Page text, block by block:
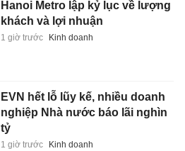
Hanoi Metro lập kỷ lục về lượng
khách và lợi nhuận
1 giờ trước Kinh doanh
EVN hết lỗ lũy kế, nhiều doanh
nghiệp Nhà nước báo lãi nghìn
tỷ
1 giờ trước Kinh doanh